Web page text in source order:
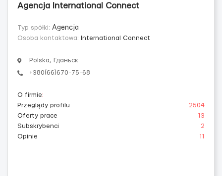
Agencja International Connect
Typ spółki: Agencja
Osoba kontaktowa: International Connect
Polska, Гданьск
+380(66)670-75-68
O firmie:
Przeglądy profilu
2504
Oferty prace
13
Subskrybenci
2
Opinie
11